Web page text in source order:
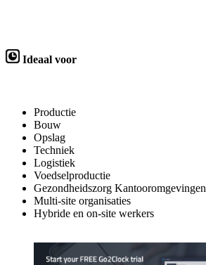
Ideaal voor
Productie
Bouw
Opslag
Techniek
Logistiek
Voedselproductie
Gezondheidszorg Kantooromgevingen
Multi-site organisaties
Hybride en on-site werkers